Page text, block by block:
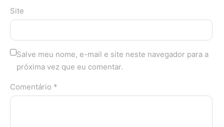
Site
Salve meu nome, e-mail e site neste navegador para a
próxima vez que eu comentar.
Comentário *